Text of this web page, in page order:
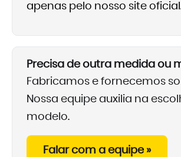
apenas pelo nosso site
Precisa de outra medida ou
Fabricamos e fornecemos
Nossa equipe auxilia na
modelo.
Falar com a equipe »